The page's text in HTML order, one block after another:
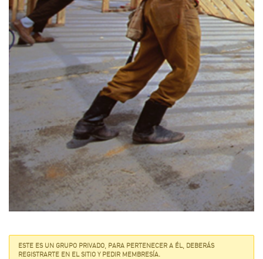
ESTE ES UN GRUPO PRIVADO, PARA PERTENECER A ÉL, DEBERÁS
REGISTRARTE EN EL SITIO Y PEDIR MEMBRESÍA.